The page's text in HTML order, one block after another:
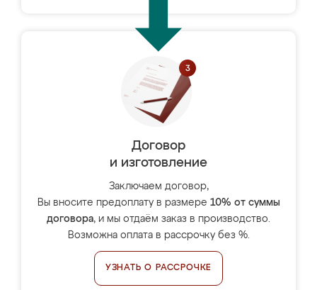
Договор
и изготовление
Заключаем договор,
Вы вносите предоплату в размере 10% от суммы
договора, и мы отдаём заказ в производство.
Возможна оплата в рассрочку без %.
УЗНАТЬ О РАССРОЧКЕ